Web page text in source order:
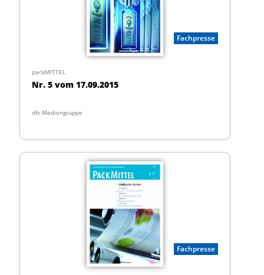
Fachpresse
packMITTEL
Nr. 5 vom 17.09.2015
dfv Mediengruppe
Fachpresse